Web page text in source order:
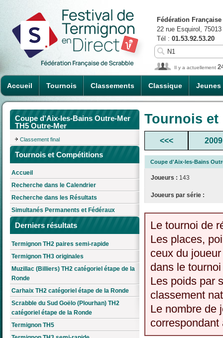
Accueil Tournois Classements Classique Jeunes
Fédération
22 rue Esquirol,
Tél : 01.53.92.53.20
Il y a actuellement
Coupe d'Aix-les-Bains Outre-Mer
TH5 Outre-Mer
Classement final
Tournois et Compétitions
Accueil
Recherche dans le Calendrier
Recherche dans les Résultats
Simultanés Permanents et Fédéraux
Derniers résultats
Termignon TH2 paires semi-rapide
Termignon TH3 originales
Muzillac (Billiers) TH2 catégoriel étape de la
Ronde
Carhaix TH2 catégoriel étape de la Ronde
Scrabble du Sud Goëlo (Plourhan) TH2
catégoriel étape de la Ronde
Termignon TH5
Tournois
<<< 2009
Coupe d'Aix-les-Bains
Joueurs : 143
Joueurs par série :
Le tournoi de
Les places,
ceux du
dans le
Les poids par
classement
Le nombre de